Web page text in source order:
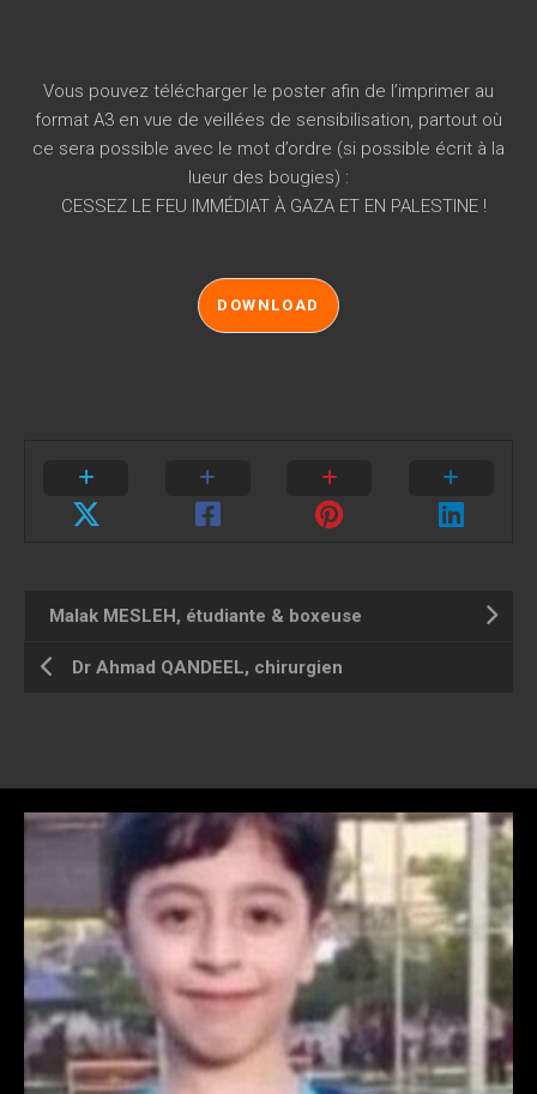
Vous pouvez télécharger le poster afin de l’imprimer au
format A3 en vue de veillées de sensibilisation, partout où
ce sera possible avec le mot d’ordre (si possible écrit à la
lueur des bougies) :
CESSEZ LE FEU IMMÉDIAT À GAZA ET EN PALESTINE !
DOWNLOAD
Malak MESLEH, étudiante & boxeuse
Dr Ahmad QANDEEL, chirurgien